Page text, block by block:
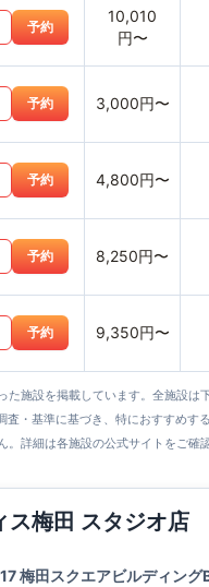
予約
10,010
円〜
予約 3,000円〜
予約 4,800円〜
予約 8,250円〜
予約 9,350円〜
施設を掲載しています。全施設は
・基準に基づき、特におすすめする
詳細は各施設の公式サイトをご確認
ス梅田 スタジオ店
梅田スクエアビルディング